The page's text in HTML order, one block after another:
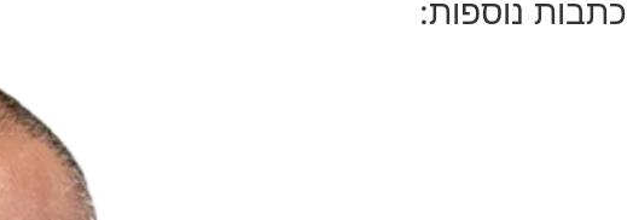
כתבות נוספות: